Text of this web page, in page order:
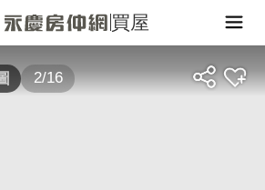
買屋
2/16